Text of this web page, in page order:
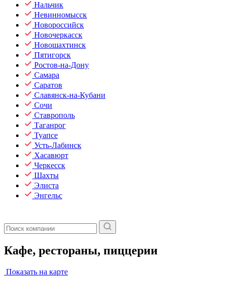
Нальчик
Невинномысск
Новороссийск
Новочеркасск
Новошахтинск
Пятигорск
Ростов-на-Дону
Самара
Саратов
Славянск-на-Кубани
Сочи
Ставрополь
Таганрог
Туапсе
Усть-Лабинск
Хасавюрт
Черкесск
Шахты
Элиста
Энгельс
Кафе, рестораны, пиццерии
Показать на карте